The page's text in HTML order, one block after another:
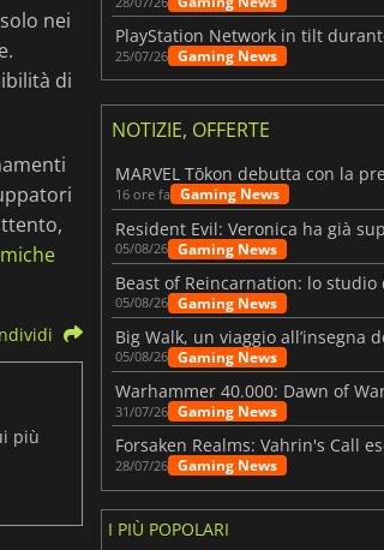
nei
di
più
25/07/26 Gaming News
NOTIZIE, OFFERTE
16 ore fa Gaming News
05/08/26 Gaming News
05/08/26 Gaming News
Big Walk, un viaggio all’insegna
05/08/26 Gaming News
31/07/26 Gaming News
28/07/26 Gaming News
I PIÙ POPOLARI